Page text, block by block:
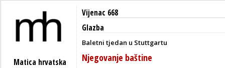
Matica hrvatska
Vijenac 668
Glazba
Baletni tjedan u Stuttgartu
Njegovanje baštine